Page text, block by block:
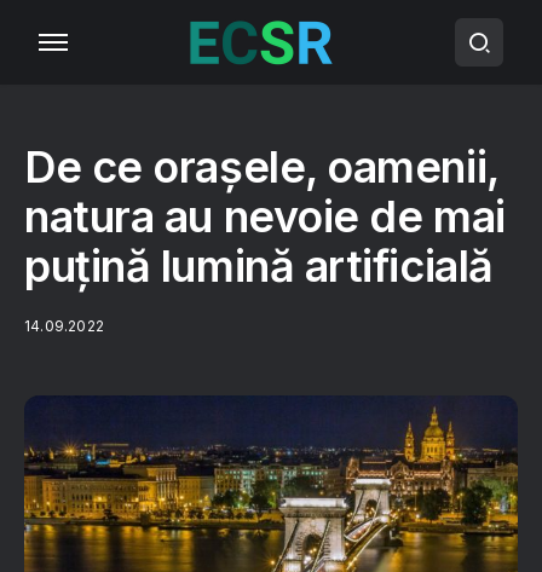
De ce orașele, oamenii,
natura au nevoie de mai
puțină lumină artificială
14.09.2022